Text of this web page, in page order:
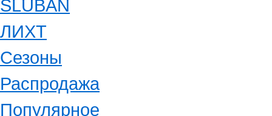
SLUBAN
ЛИХТ
Сезоны
Распродажа
Популярное